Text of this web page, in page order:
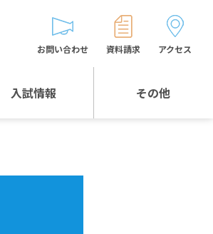
入試情報 その他
お問い合わせ 資料請求 アクセス